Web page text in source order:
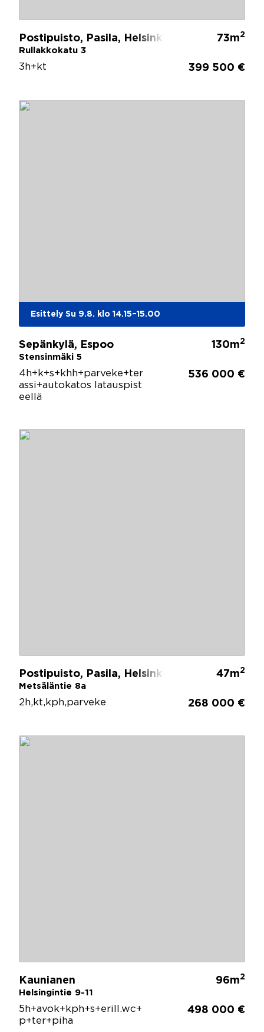
Postipuisto, Pasila, Helsinki
Rullakkokatu 3
73m2
3h+kt 399 500 €
Esittely Su 9.8. klo 14.15–15.00
Sepänkylä, Espoo
Stensinmäki 5
130m2
4h+k+s+khh+parveke+ter
assi+autokatos latauspist
eellä
536 000 €
Postipuisto, Pasila, Helsinki
Metsäläntie 8a
47m2
2h,kt,kph,parveke 268 000 €
Kaunianen
Helsingintie 9-11
96m2
5h+avok+kph+s+erill.wc+
p+ter+piha
498 000 €